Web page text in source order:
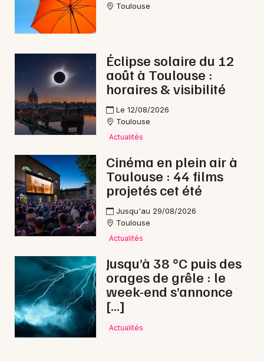
Artistes en tournée
Magazine à Saint-Gaudens
31 - Haute-Garonne
Choisir mes départements
Mon email
Je m'abonne
Toulouse
Éclipse solaire du 12
août à Toulouse :
horaires & visibilité
Le 12/08/2026
Toulouse
Actualités
Cinéma en plein air à
Toulouse : 44 films
projetés cet été
Jusqu'au 29/08/2026
Toulouse
Actualités
Jusqu’à 38 °C puis des
orages de grêle : le
week-end s’annonce
[…]
Actualités